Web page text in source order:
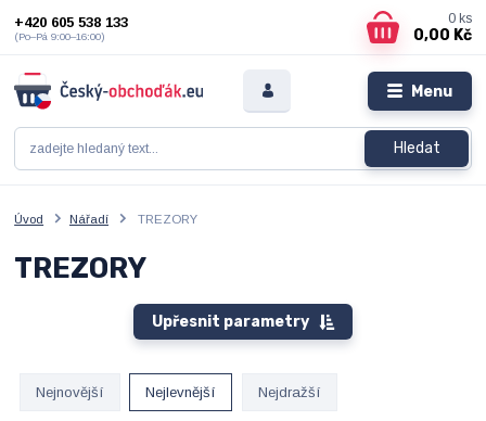
Menu
Hledat
+420 605 538 133
(Po–Pá 9:00–16:00)
0 ks
0,00 Kč
Úvod Nářadí TREZORY
TREZORY
Upřesnit parametry
Nejnovější Nejlevnější Nejdražší